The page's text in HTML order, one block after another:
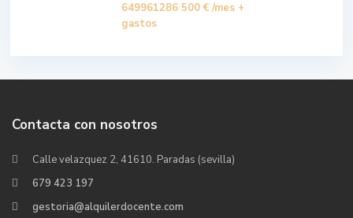
649961286 500 € /mes +
gastos
Contacta con nosotros
Calle velazquez 2, 41610. Paradas (sevilla)
679 423 197
gestoria@alquilerdocente.com